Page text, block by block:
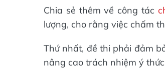
Chia sẻ thêm về công tác
lượng, cho rằng việc chấm
Thứ nhất, đề thi phải đảm
nâng cao trách nhiệm ý